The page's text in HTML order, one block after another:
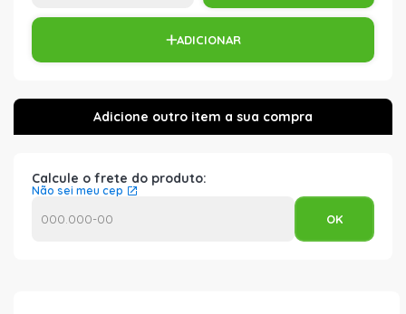
ADICIONAR
Calcule o frete do produto:
Não sei meu cep